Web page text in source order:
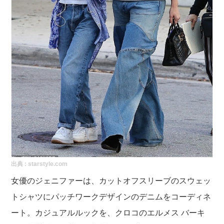
出典 : starstyle.com
女優のジェニファーは、カットオフスリーブのスウェッ
トシャツにパッチワークデザインのデニムをコーディネ
ート。カジュアルルックを、クロコのエルメス バーキ